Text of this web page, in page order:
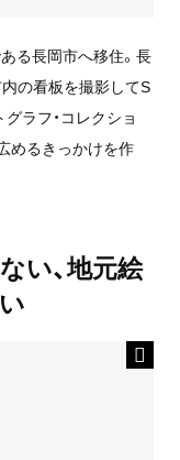
る長岡市へ移住。長
内の看板を撮影してS
ラフ・コレクショ
めるきっかけを作
い、地元絵